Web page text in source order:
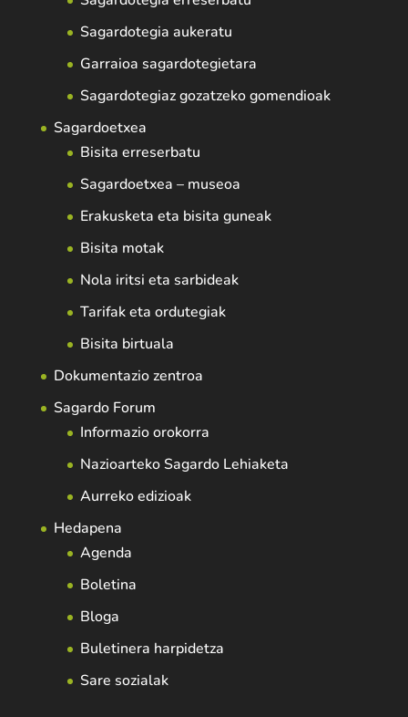
Sagardotegia aukeratu
Garraioa sagardotegietara
Sagardotegiaz gozatzeko gomendioak
Sagardoetxea
Bisita erreserbatu
Sagardoetxea – museoa
Erakusketa eta bisita guneak
Bisita motak
Nola iritsi eta sarbideak
Tarifak eta ordutegiak
Bisita birtuala
Dokumentazio zentroa
Sagardo Forum
Informazio orokorra
Nazioarteko Sagardo Lehiaketa
Aurreko edizioak
Hedapena
Agenda
Boletina
Bloga
Buletinera harpidetza
Sare sozialak